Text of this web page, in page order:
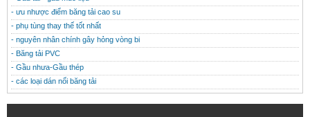
- ưu nhược điểm băng tải cao su
- phụ tùng thay thế tốt nhất
- nguyên nhân chính gây hỏng vòng bi
- Băng tải PVC
- Gầu nhưa-Gầu thép
- các loại dán nối băng tải